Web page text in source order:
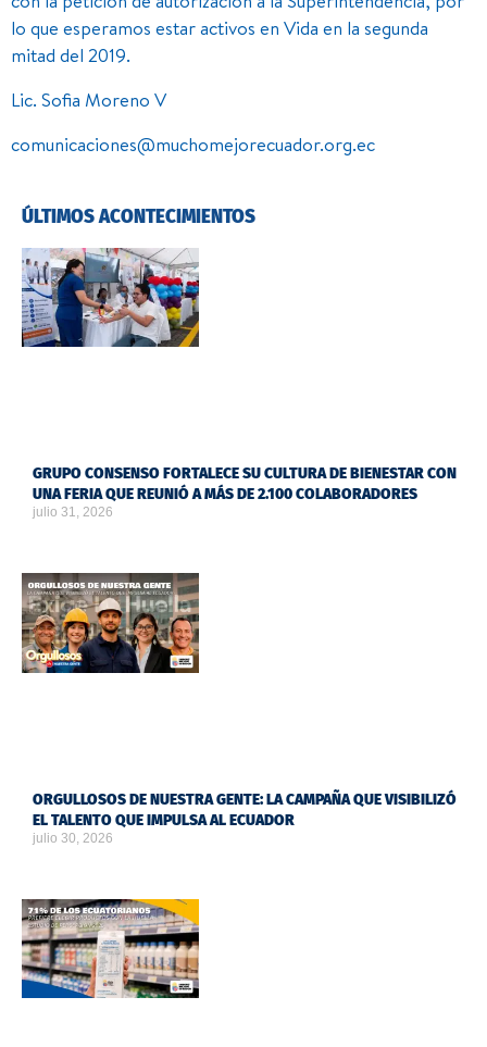
lo que esperamos estar activos en Vida en la segunda
mitad del 2019.
Lic. Sofia Moreno V
comunicaciones@muchomejorecuador.org.ec
ÚLTIMOS ACONTECIMIENTOS
GRUPO CONSENSO FORTALECE SU CULTURA DE BIENESTAR CON
UNA FERIA QUE REUNIÓ A MÁS DE 2.100 COLABORADORES
julio 31, 2026
ORGULLOSOS DE NUESTRA GENTE: LA CAMPAÑA QUE VISIBILIZÓ
EL TALENTO QUE IMPULSA AL ECUADOR
julio 30, 2026